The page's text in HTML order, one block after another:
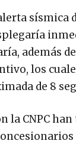
sísmica
además
los
de 8
la CNPC